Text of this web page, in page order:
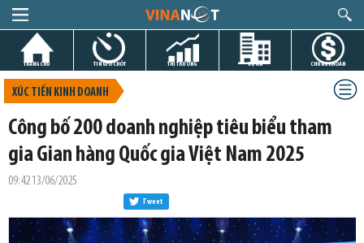
TRANG CHỦ TIN GIỜ CHÓT THỊ TRƯỜNG DỰ ÁN CHỨNG KHOÁN
XÚC TIẾN KINH DOANH
Công bố 200 doanh nghiệp tiêu biểu tham
gia Gian hàng Quốc gia Việt Nam 2025
09:42 13/06/2025
Tweet